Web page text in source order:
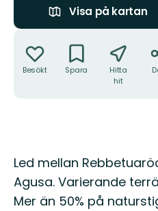
Visa på kartan
Besökt Spara
Hitta
hit
Beskrivning
Led mellan
Agusa. Varierande
Mer än 50% på